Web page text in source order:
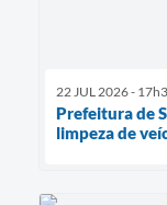
22 JUL 2026 -
Prefeitura de
limpeza de